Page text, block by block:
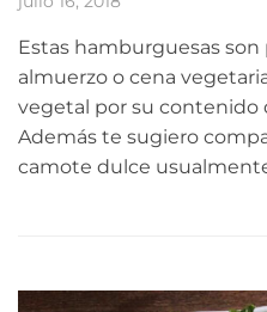
Estas hamburguesas son
almuerzo o cena
vegetal por su contenido
Además te sugiero
camote dulce